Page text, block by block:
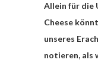
Allein für die
Cheese
unseres
notieren, als